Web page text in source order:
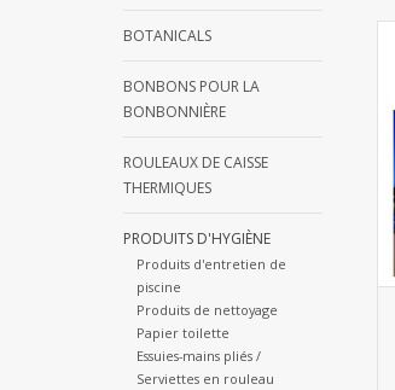
BOTANICALS
BONBONS POUR LA
BONBONNIÈRE
ROULEAUX DE CAISSE
THERMIQUES
PRODUITS D'HYGIÈNE
Produits d'entretien de
piscine
Produits de nettoyage
Papier toilette
Essuies-mains pliés /
Serviettes en rouleau